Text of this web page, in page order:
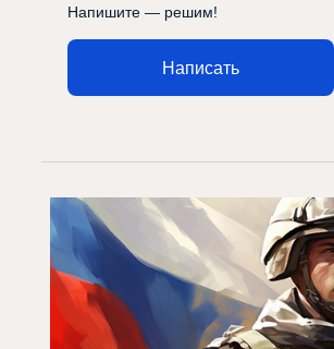
Напишите — решим!
Написать